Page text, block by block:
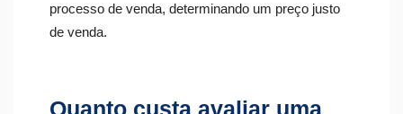
processo de venda, determinando um preço justo
de venda.